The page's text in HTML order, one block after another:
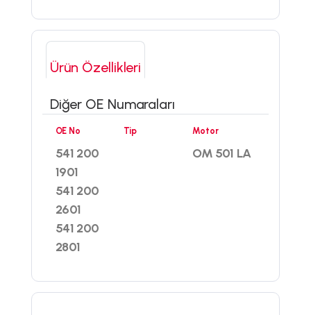
Ürün Özellikleri
Diğer OE Numaraları
OE No
541 200
1901
541 200
2601
541 200
2801
Tip Motor
OM 501 LA